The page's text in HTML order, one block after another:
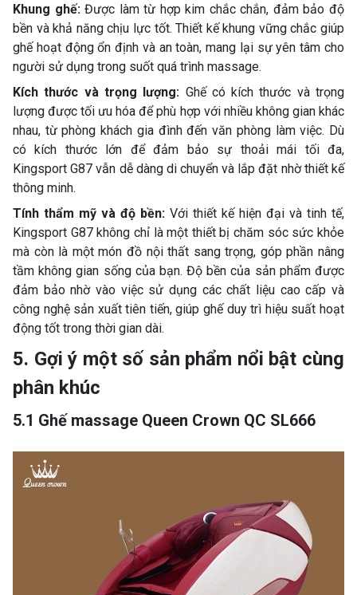
Khung ghế:Được làm từ hợp kim chắc chắn, đảm bảo độ
bền và khả năng chịu lực tốt. Thiết kế khung vững chắc giúp
ghế hoạt động ổn định và an toàn, mang lại sự yên tâm cho
người sử dụng trong suốt quá trình massage.
Kích thước và trọng lượng: Ghế có kích thước và trọng
lượng được tối ưu hóa để phù hợp với nhiều không gian khác
nhau, từ phòng khách gia đình đến văn phòng làm việc. Dù
có kích thước lớn để đảm bảo sự thoải mái tối đa,
Kingsport G87 vẫn dễ dàng di chuyển và lắp đặt nhờ thiết kế
thông minh.
Tính thẩm mỹ và độ bền: Với thiết kế hiện đại và tinh tế,
Kingsport G87 không chỉ là một thiết bị chăm sóc sức khỏe
mà còn là một món đồ nội thất sang trọng, góp phần nâng
tầm không gian sống của bạn. Độ bền của sản phẩm được
đảm bảo nhờ vào việc sử dụng các chất liệu cao cấp và
công nghệ sản xuất tiên tiến, giúp ghế duy trì hiệu suất hoạt
động tốt trong thời gian dài.
5. Gợi ý một số sản phẩm nổi bật cùng
phân khúc
5.1 Ghế massage Queen Crown QC SL666